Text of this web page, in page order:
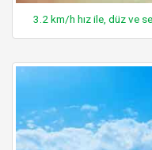
3.2 km/h hız ile, düz ve